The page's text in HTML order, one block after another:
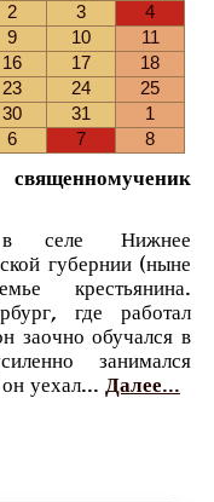
2 3
4
9 10
11
16 17
18
23 24
25
30 31
1
6 7 8
селе Нижнее
губернии (ныне
крестьянина.
где работал
заочно обучался в
занимался
уехал... Далее...